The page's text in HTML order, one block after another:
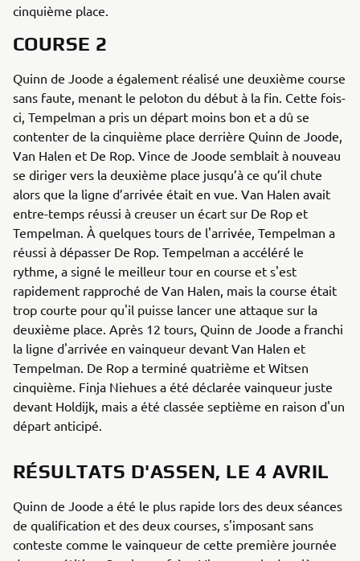
cinquième place.
COURSE 2
Quinn de Joode a également réalisé une deuxième course
sans faute, menant le peloton du début à la fin. Cette fois-
ci, Tempelman a pris un départ moins bon et a dû se
contenter de la cinquième place derrière Quinn de Joode,
Van Halen et De Rop. Vince de Joode semblait à nouveau
se diriger vers la deuxième place jusqu’à ce qu’il chute
alors que la ligne d’arrivée était en vue. Van Halen avait
entre-temps réussi à creuser un écart sur De Rop et
Tempelman. À quelques tours de l'arrivée, Tempelman a
réussi à dépasser De Rop. Tempelman a accéléré le
rythme, a signé le meilleur tour en course et s'est
rapidement rapproché de Van Halen, mais la course était
trop courte pour qu'il puisse lancer une attaque sur la
deuxième place. Après 12 tours, Quinn de Joode a franchi
la ligne d'arrivée en vainqueur devant Van Halen et
Tempelman. De Rop a terminé quatrième et Witsen
cinquième. Finja Niehues a été déclarée vainqueur juste
devant Holdijk, mais a été classée septième en raison d'un
départ anticipé.
RÉSULTATS D'ASSEN, LE 4 AVRIL
Quinn de Joode a été le plus rapide lors des deux séances
de qualification et des deux courses, s'imposant sans
conteste comme le vainqueur de cette première journée